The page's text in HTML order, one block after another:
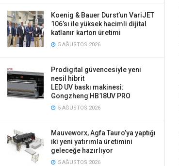
Koenig & Bauer Durst’un VariJET
106’sı ile yüksek hacimli dijital
katlanır karton üretimi
5 AĞUSTOS 2026
Prodigital güvencesiyle yeni
nesil hibrit
LED UV baskı makinesi:
Gongzheng HB18UV PRO
5 AĞUSTOS 2026
Mauveworx, Agfa Tauro’ya yaptığı
iki yeni yatırımla üretimini
geleceğe hazırlıyor
5 AĞUSTOS 2026